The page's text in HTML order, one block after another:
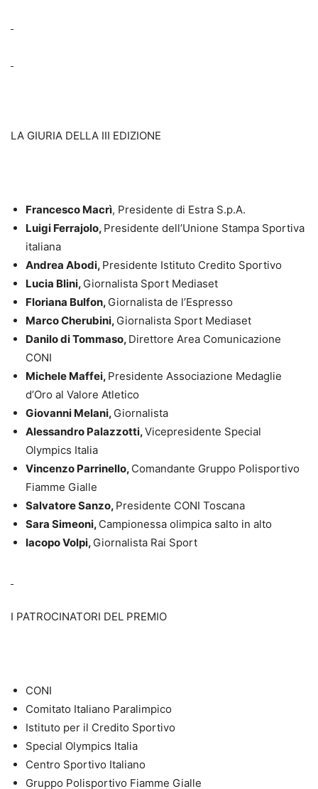
LA GIURIA DELLA III EDIZIONE
Francesco Macrì, Presidente di Estra S.p.A.
Luigi Ferrajolo, Presidente dell’Unione Stampa Sportiva
italiana
Andrea Abodi, Presidente Istituto Credito Sportivo
Lucia Blini, Giornalista Sport Mediaset
Floriana Bulfon, Giornalista de l’Espresso
Marco Cherubini, Giornalista Sport Mediaset
Danilo di Tommaso, Direttore Area Comunicazione
CONI
Michele Maffei, Presidente Associazione Medaglie
d’Oro al Valore Atletico
Giovanni Melani, Giornalista
Alessandro Palazzotti,Vicepresidente Special
Olympics Italia
Vincenzo Parrinello, Comandante Gruppo Polisportivo
Fiamme Gialle
Salvatore Sanzo, Presidente CONI Toscana
Sara Simeoni, Campionessa olimpica salto in alto
Iacopo Volpi, Giornalista Rai Sport
I PATROCINATORI DEL PREMIO
CONI
Comitato Italiano Paralimpico
Istituto per il Credito Sportivo
Special Olympics Italia
Centro Sportivo Italiano
Gruppo Polisportivo Fiamme Gialle